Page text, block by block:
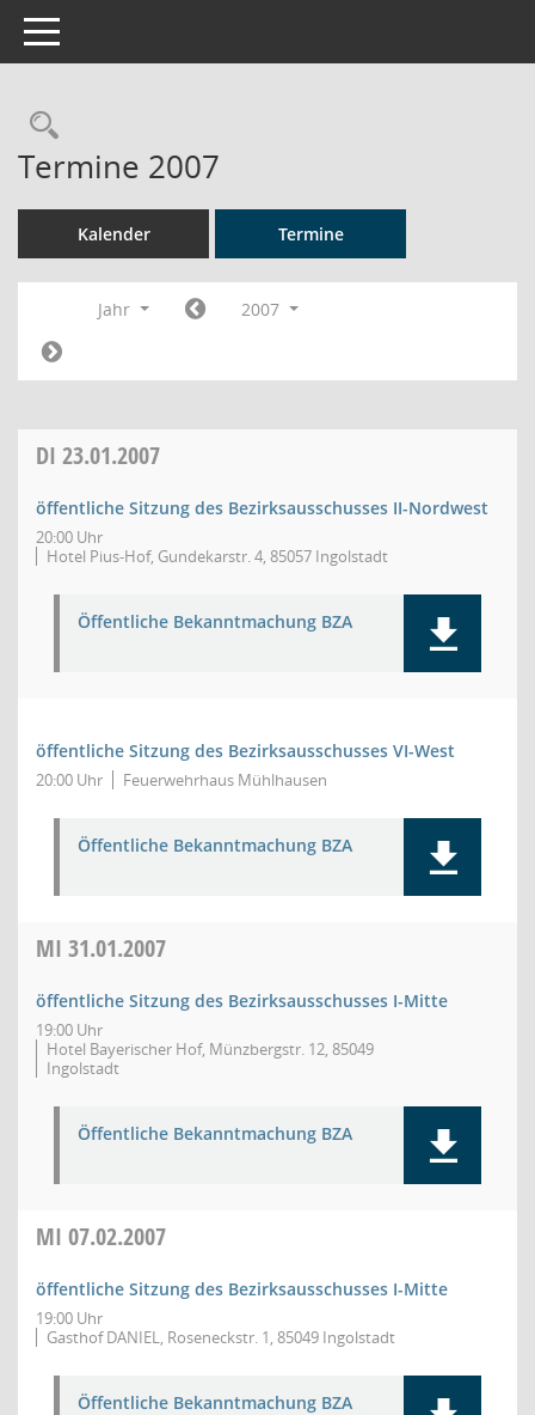
Toggle navigation
Rechercheauswahl
Termine 2007
Kalender Termine
Jahr 2007
DI 23.01.2007
öffentliche Sitzung des Bezirksausschusses II-Nordwest
20:00 Uhr
Hotel Pius-Hof, Gundekarstr. 4, 85057 Ingolstadt
Öffentliche Bekanntmachung BZA
öffentliche Sitzung des Bezirksausschusses VI-West
20:00 Uhr Feuerwehrhaus Mühlhausen
Öffentliche Bekanntmachung BZA
MI 31.01.2007
öffentliche Sitzung des Bezirksausschusses I-Mitte
19:00 Uhr
Hotel Bayerischer Hof, Münzbergstr. 12, 85049
Ingolstadt
Öffentliche Bekanntmachung BZA
MI 07.02.2007
öffentliche Sitzung des Bezirksausschusses I-Mitte
19:00 Uhr
Gasthof DANIEL, Roseneckstr. 1, 85049 Ingolstadt
Öffentliche Bekanntmachung BZA